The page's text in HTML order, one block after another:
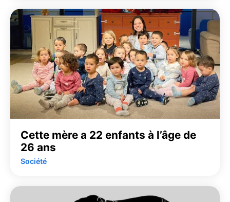
Cette mère a 22 enfants à l’âge de
26 ans
Société